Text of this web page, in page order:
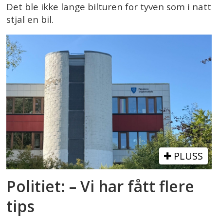
Det ble ikke lange bilturen for tyven som i natt
stjal en bil.
PLUSS
Politiet: – Vi har fått flere
tips